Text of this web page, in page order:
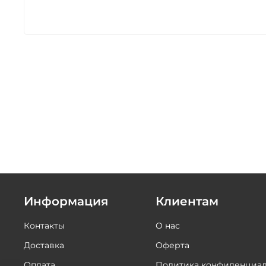
Информация
Контакты
Доставка
Клиентам
О нас
Оферта